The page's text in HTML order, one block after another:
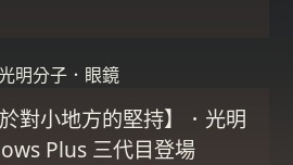
對小地方的堅持】．光明
Plus 三代目登場